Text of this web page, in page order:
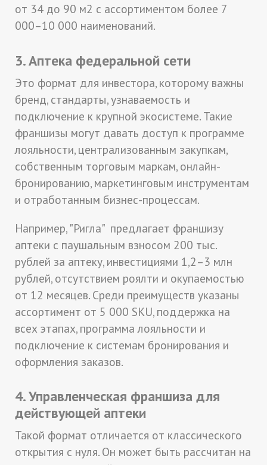
от 34 до 90 м2 с ассортиментом более 7
000–10 000 наименований.
3. Аптека федеральной сети
Это формат для инвестора, которому важны
бренд, стандарты, узнаваемость и
подключение к крупной экосистеме. Такие
франшизы могут давать доступ к программе
лояльности, централизованным закупкам,
собственным торговым маркам, онлайн-
бронированию, маркетинговым инструментам
и отработанным бизнес-процессам.
Например, "Ригла" предлагает франшизу
аптеки с паушальным взносом 200 тыс.
рублей за аптеку, инвестициями 1,2–3 млн
рублей, отсутствием роялти и окупаемостью
от 12 месяцев. Среди преимуществ указаны
ассортимент от 5 000 SKU, поддержка на
всех этапах, программа лояльности и
подключение к системам бронирования и
оформления заказов.
4. Управленческая франшиза для
действующей аптеки
Такой формат отличается от классического
открытия с нуля. Он может быть рассчитан на